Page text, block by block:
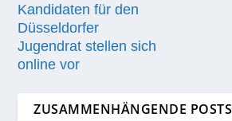
Kandidaten für den
Düsseldorfer
Jugendrat stellen sich
online vor
ZUSAMMENHÄNGENDE POSTS